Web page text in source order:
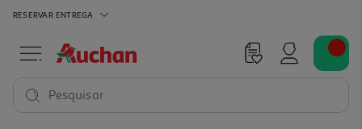
RESERVAR ENTREGA
Pesquisar